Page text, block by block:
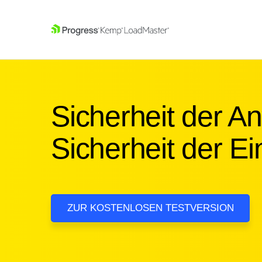
Sicherheit der
Sicherheit der
ZUR KOSTENLOSEN TESTVERSION